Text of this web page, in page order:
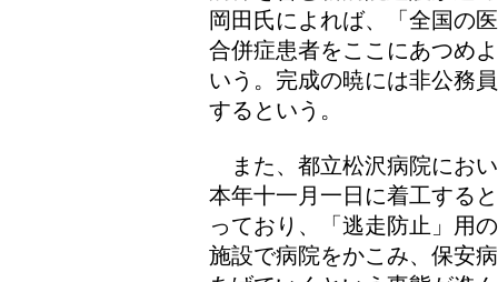
岡田氏によれば、「全国の
合併症患者をここにあつめ
いう。完成の暁には非公務
するという。
また、都立松沢病院にお
本年十一月一日に着工する
っており、「逃走防止」用
施設で病院をかこみ、保安